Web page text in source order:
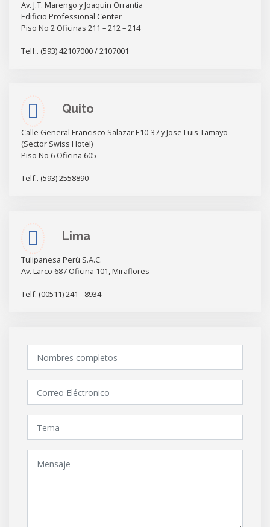
Av. J.T. Marengo y Joaquin Orrantia
Edificio Professional Center
Piso No 2 Oficinas 211 – 212 – 214
Telf:. (593) 42107000 / 2107001
Quito
Calle General Francisco Salazar E10-37 y Jose Luis Tamayo
(Sector Swiss Hotel)
Piso No 6 Oficina 605
Telf:. (593) 2558890
Lima
Tulipanesa Perú S.A.C.
Av. Larco 687 Oficina 101, Miraflores
Telf: (00511) 241 - 8934